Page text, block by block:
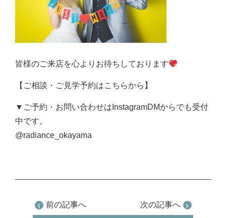
皆様のご来店を心よりお待ちしております
【ご相談・ご見学予約はこちらから】
▼ご予約・お問い合わせはInstagramDMからでも受付
中です。
@radiance_okayama
前の記事へ 次の記事へ